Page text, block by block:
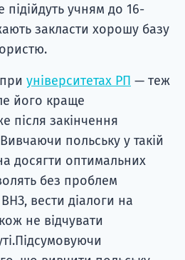
підійдуть учням до 16-
закласти хорошу базу
університетах РП — теж
його краще
після закінчення
польську у такій
досягти оптимальних
без проблем
вести діалоги на
не відчувати